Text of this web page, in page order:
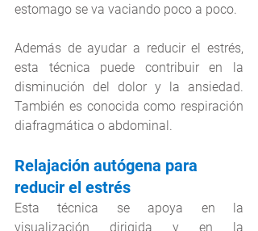
estomago se va vaciando poco a poco.
Además de ayudar a reducir el estrés,
esta técnica puede contribuir en la
disminución del dolor y la ansiedad.
También es conocida como respiración
diafragmática o abdominal.
Relajación autógena para
reducir el estrés
Esta técnica se apoya en la